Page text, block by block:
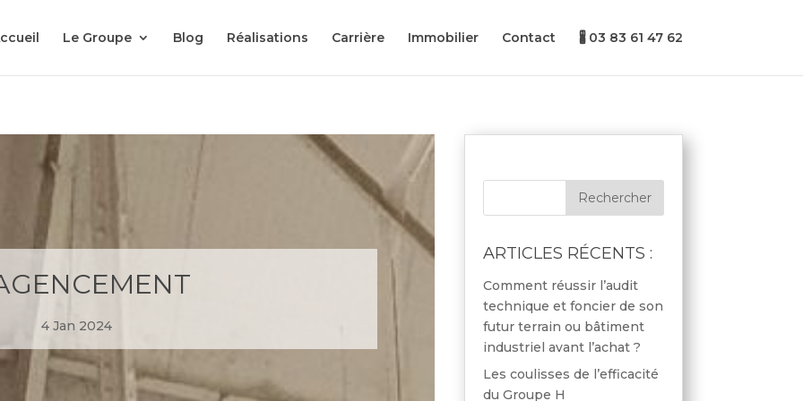
Le Groupe Blog Réalisations Carrière Immobilier Contact 🖁 03 83 61 47 62
4 Jan 2024
ARTICLES RÉCENTS :
Comment réussir l’audit
technique et foncier de son
futur terrain ou bâtiment
industriel avant l’achat ?
Les coulisses de l’efficacité
du Groupe H